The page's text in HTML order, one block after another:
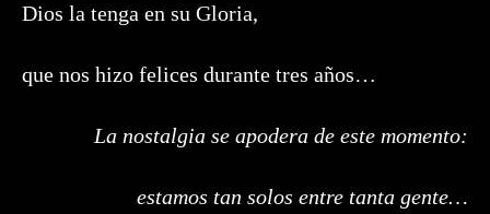
Dios la tenga en su Gloria,
que nos hizo felices durante tres años…
La nostalgia se apodera de este momento:
estamos tan solos entre tanta gente…